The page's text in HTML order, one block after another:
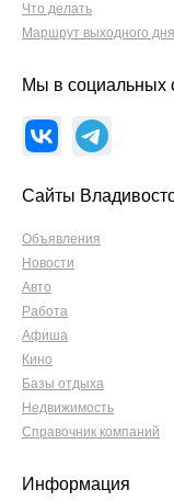
Что делать
Маршрут выходного дня
Мы в социальных
Сайты
Объявления
Новости
Авто
Работа
Афиша
Кино
Базы отдыха
Недвижимость
Справочник компаний
Информация